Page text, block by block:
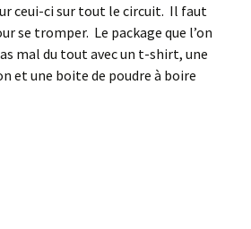
ceui-ci sur tout le circuit. Il faut
se tromper. Le package que l’on
mal du tout avec un t-shirt, une
et une boite de poudre à boire